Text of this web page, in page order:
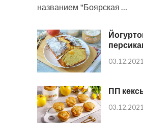
названием "Боярская …
03.12.2021
ПП
03.12.2021